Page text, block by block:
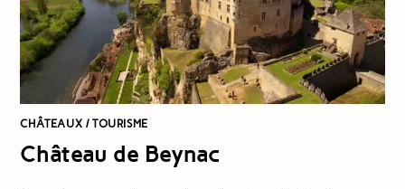
CHÂTEAUX /TOURISME
Château de Beynac